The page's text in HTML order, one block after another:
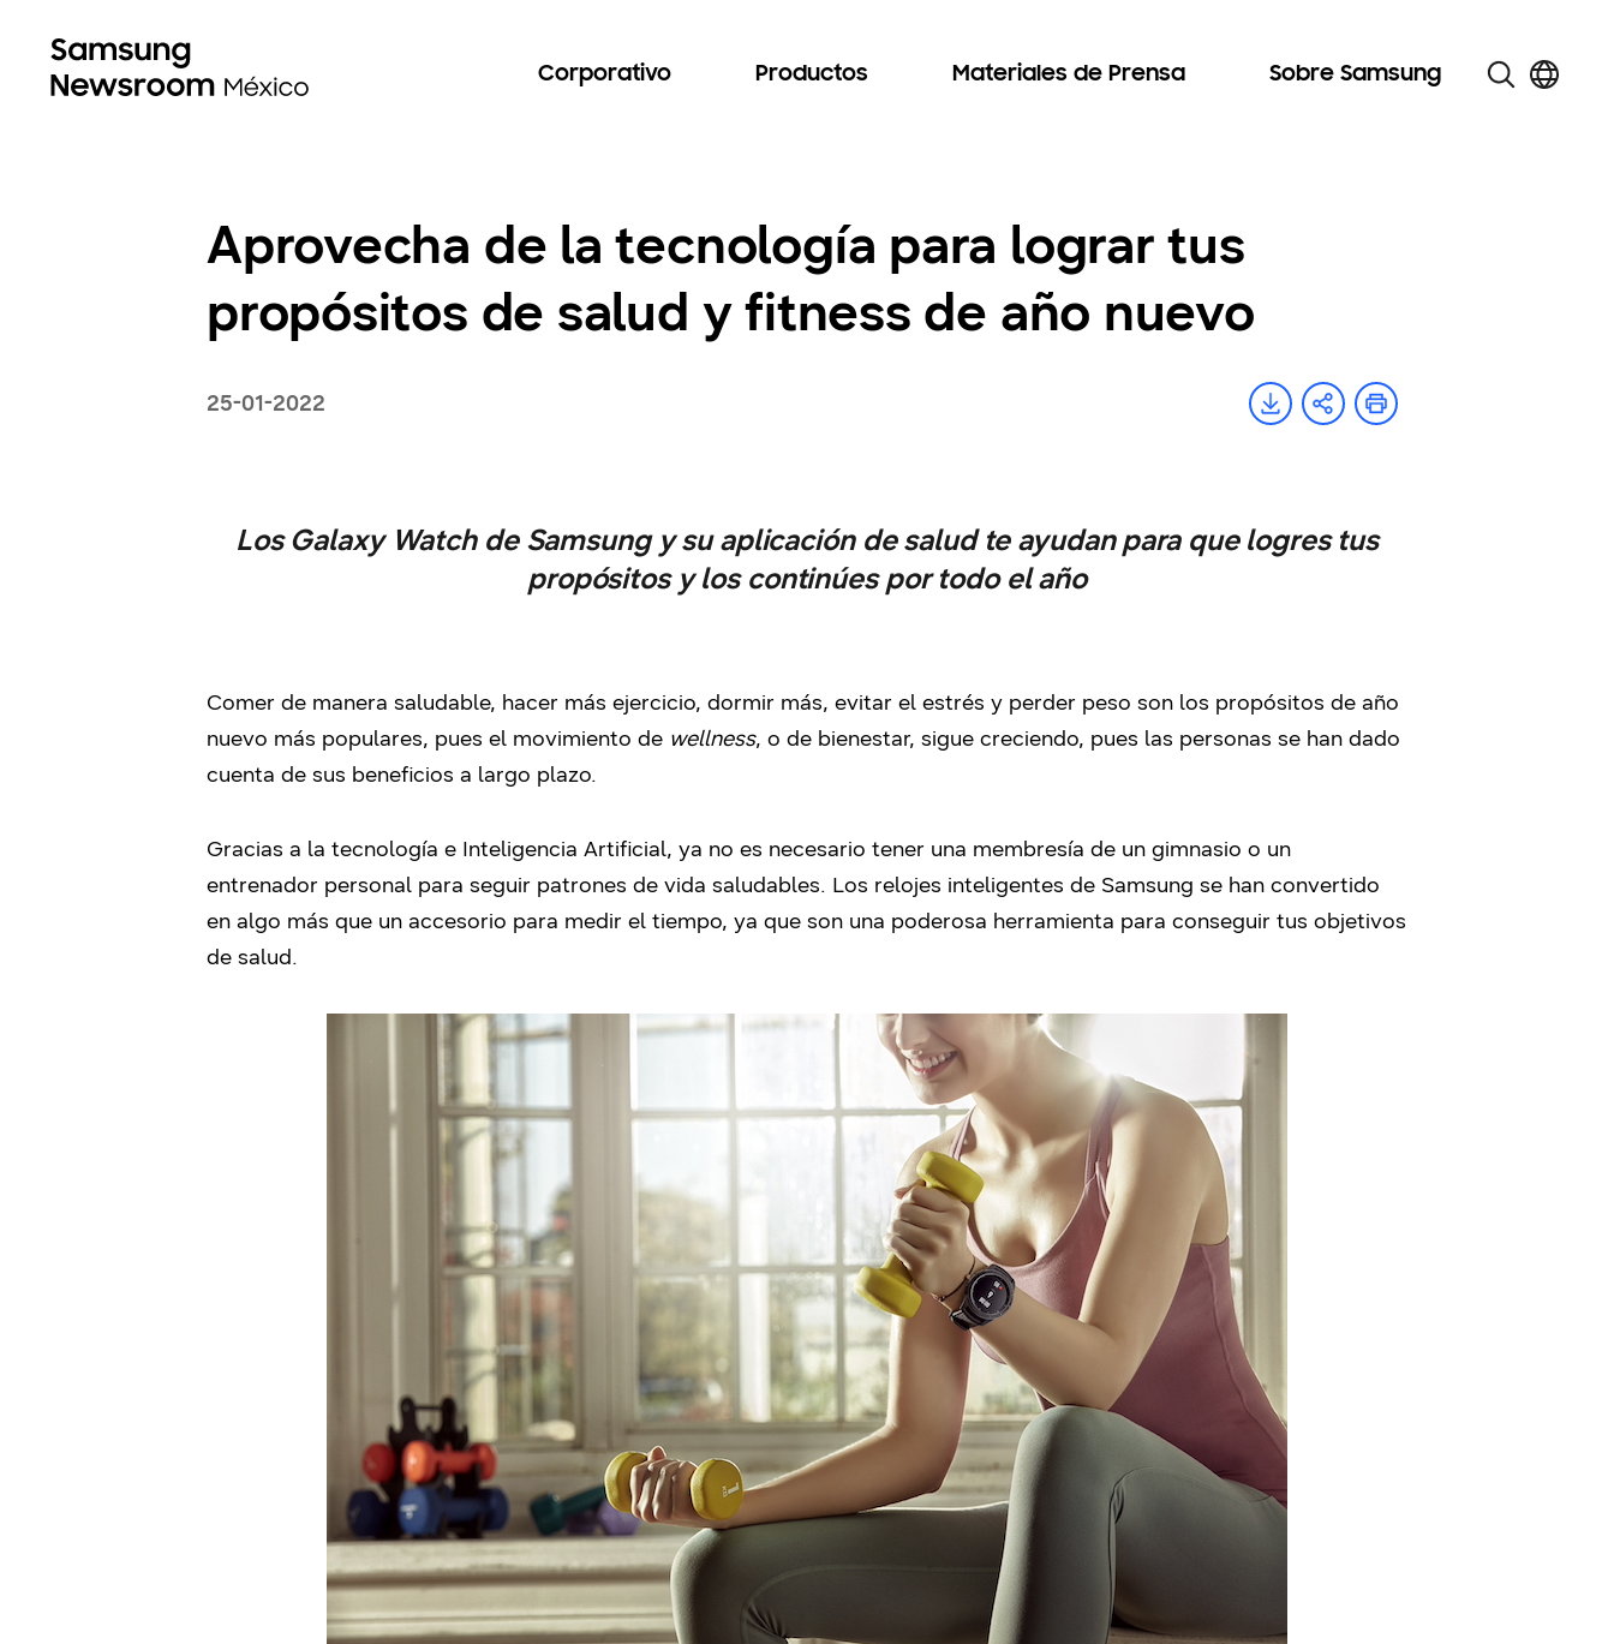
Corporativo Productos Materiales de Prensa Sobre Samsung
Aprovecha de la tecnología para lograr tus
propósitos de salud y fitness de año nuevo
25-01-2022
Los Galaxy Watch de Samsung y su aplicación de salud te ayudan para que logres tus
propósitos y los continúes por todo el año
Comer de manera saludable, hacer más ejercicio, dormir más, evitar el estrés y perder peso son los propósitos de año
nuevo más populares, pues el movimiento de wellness, o de bienestar, sigue creciendo, pues las personas se han dado
cuenta de sus beneficios a largo plazo.
Gracias a la tecnología e Inteligencia Artificial, ya no es necesario tener una membresía de un gimnasio o un
entrenador personal para seguir patrones de vida saludables. Los relojes inteligentes de Samsung se han convertido
en algo más que un accesorio para medir el tiempo, ya que son una poderosa herramienta para conseguir tus objetivos
de salud.